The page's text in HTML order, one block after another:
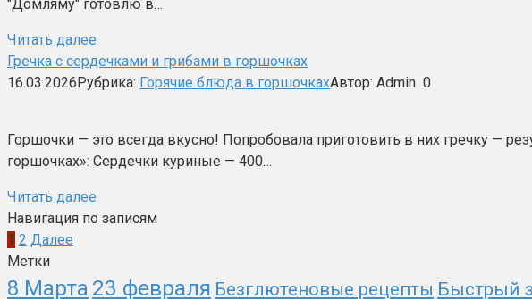
"Домляму" готовлю в…
Читать далее
Гречка с сердечками и грибами в горшочках
16.03.2026Рубрика: Горячие блюда в горшочкахАвтор: Admin 0
Горшочки — это всегда вкусно! Попробовала приготовить в них гречку —
горшочках»: Сердечки куриные — 400…
Читать далее
Навигация по записям
1 2 Далее
Метки
8 Марта 23 февраля Безглютеновые рецепты Быстрый